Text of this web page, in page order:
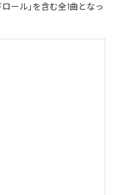
ール」を含む全1曲となっ